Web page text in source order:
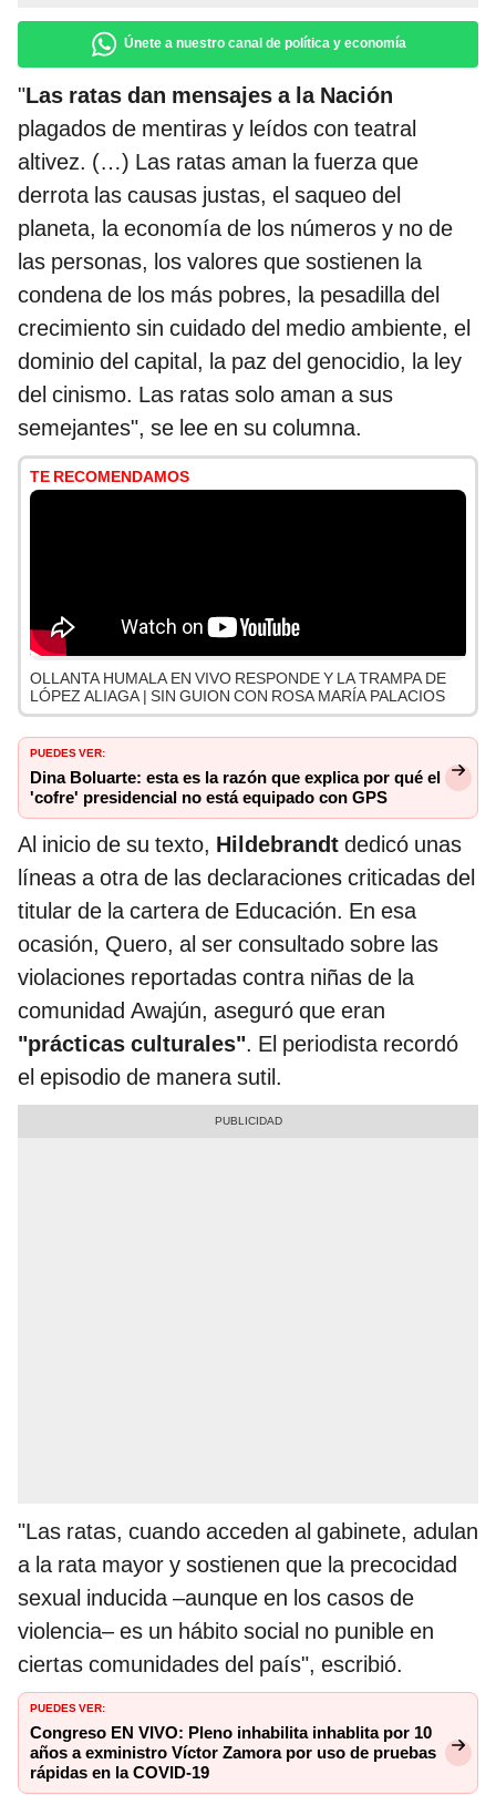
Únete a nuestro canal de política y economía
"Las ratas dan mensajes a la Nación
plagados de mentiras y leídos con teatral
altivez. (…) Las ratas aman la fuerza que
derrota las causas justas, el saqueo del
planeta, la economía de los números y no de
las personas, los valores que sostienen la
condena de los más pobres, la pesadilla del
crecimiento sin cuidado del medio ambiente, el
dominio del capital, la paz del genocidio, la ley
del cinismo. Las ratas solo aman a sus
semejantes", se lee en su columna.
TE RECOMENDAMOS
OLLANTA HUMALA EN VIVO RESPONDE Y LA TRAMPA DE
LÓPEZ ALIAGA | SIN GUION CON ROSA MARÍA PALACIOS
PUEDES VER:
Dina Boluarte: esta es la razón que explica por qué el
'cofre' presidencial no está equipado con GPS
Al inicio de su texto, Hildebrandt dedicó unas
líneas a otra de las declaraciones criticadas del
titular de la cartera de Educación. En esa
ocasión, Quero, al ser consultado sobre las
violaciones reportadas contra niñas de la
comunidad Awajún, aseguró que eran
"prácticas culturales". El periodista recordó
el episodio de manera sutil.
"Las ratas, cuando acceden al gabinete, adulan
a la rata mayor y sostienen que la precocidad
sexual inducida –aunque en los casos de
violencia– es un hábito social no punible en
ciertas comunidades del país", escribió.
PUEDES VER:
Congreso EN VIVO: Pleno inhabilita inhablita por 10
años a exministro Víctor Zamora por uso de pruebas
rápidas en la COVID-19